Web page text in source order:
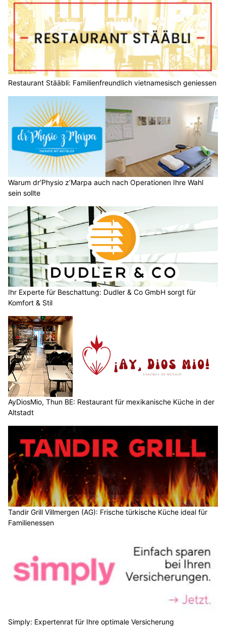
Restaurant Stääbli: Familienfreundlich vietnamesisch geniessen
Warum dr’Physio z’Marpa auch nach Operationen Ihre Wahl
sein sollte
Ihr Experte für Beschattung: Dudler & Co GmbH sorgt für
Komfort & Stil
AyDiosMio, Thun BE: Restaurant für mexikanische Küche in der
Altstadt
Tandir Grill Villmergen (AG): Frische türkische Küche ideal für
Familienessen
Simply: Expertenrat für Ihre optimale Versicherung